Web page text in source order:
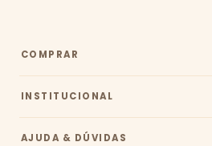
COMPRAR
INSTITUCIONAL
AJUDA & DÚVIDAS